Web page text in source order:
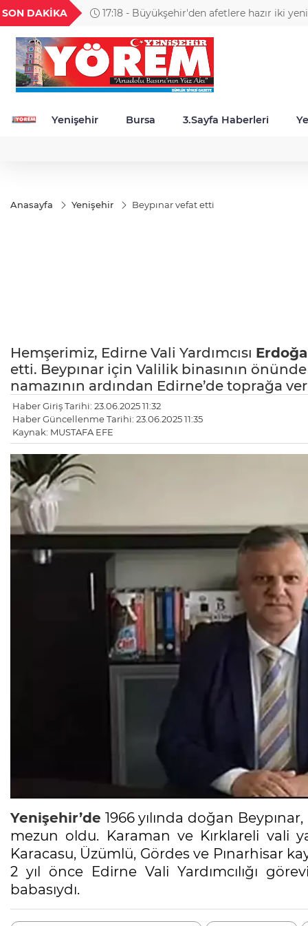
SON DAKİKA 17:18 - Büyükşehir'den afetlere hazır iki
18,2373
TND
16,2656
27,9743
VND
0,0018
Yenişehir Bursa 3.Sayfa Haberleri
Anasayfa Yenişehir Beypınar vefat etti
Hemşerimiz, Edirne Vali Yardımcısı
etti. Beypınar için Valilik binasının önünde
namazının ardından Edirne’de toprağa
Haber Giriş Tarihi: 23.06.2025 11:32
Haber Güncellenme Tarihi: 23.06.2025 11:35
Kaynak: MUSTAFA EFE
Yenişehir’de 1966 yılında doğan
mezun oldu. Karaman ve Kırklareli vali
Karacasu, Üzümlü, Gördes ve Pınarhisar
2 yıl önce Edirne Vali Yardımcılığı
babasıydı.